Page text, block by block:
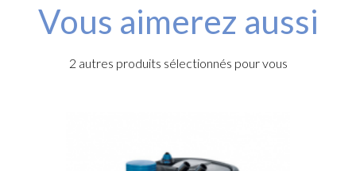
Vous aimerez aussi
2 autres produits sélectionnés pour vous